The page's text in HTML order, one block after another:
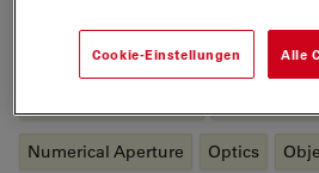
Numerical Aperture Optics
Cookie-Einstellungen Alle